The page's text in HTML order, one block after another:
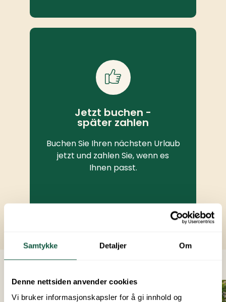
Samtykke Detaljer Om
Denne nettsiden anvender cookies
Vi bruker informasjonskapsler for å gi innhold og
Jetzt buchen -
später zahlen
Buchen Sie Ihren nächsten Urlaub
jetzt und zahlen Sie, wenn es
Ihnen passt.
Preis 3 450 NOK